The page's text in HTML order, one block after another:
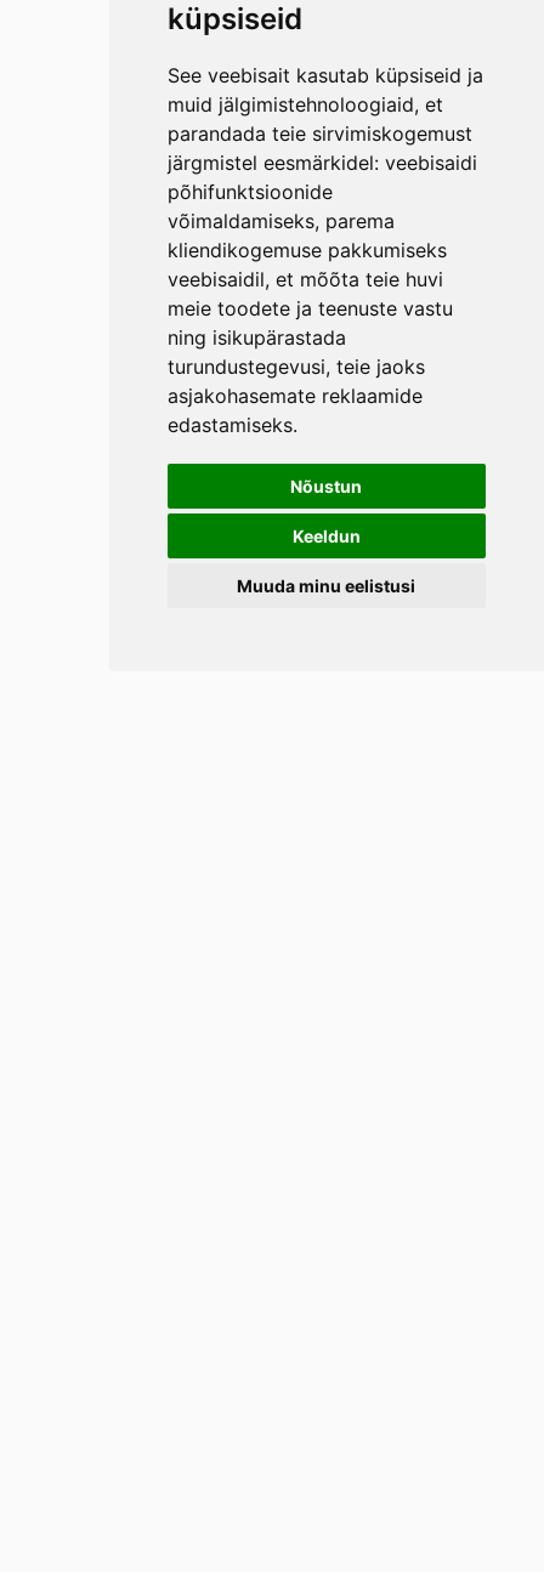
küpsiseid
See veebisait kasutab küpsiseid ja
muid jälgimistehnoloogiaid, et
parandada teie sirvimiskogemust
järgmistel eesmärkidel: veebisaidi
põhifunktsioonide
võimaldamiseks, parema
kliendikogemuse pakkumiseks
veebisaidil, et mõõta teie huvi
meie toodete ja teenuste vastu
ning isikupärastada
turundustegevusi, teie jaoks
asjakohasemate reklaamide
edastamiseks.
Nõustun
Keeldun
Muuda minu eelistusi